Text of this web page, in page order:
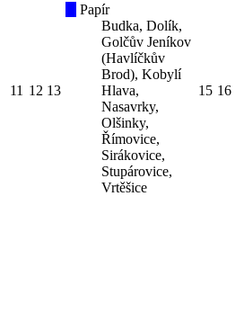
11 12 13
Papír
Budka, Dolík,
Golčův Jeníkov
(Havlíčkův
Brod), Kobylí
Hlava,
Nasavrky,
Olšinky,
Římovice,
Sirákovice,
Stupárovice,
Vrtěšice
15 16